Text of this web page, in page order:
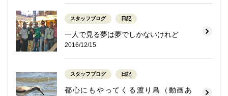
スタッフブログ 日記
一人で見る夢は夢でしかないけれど
2016/12/15
スタッフブログ 日記
都心にもやってくる渡り鳥（動画あ